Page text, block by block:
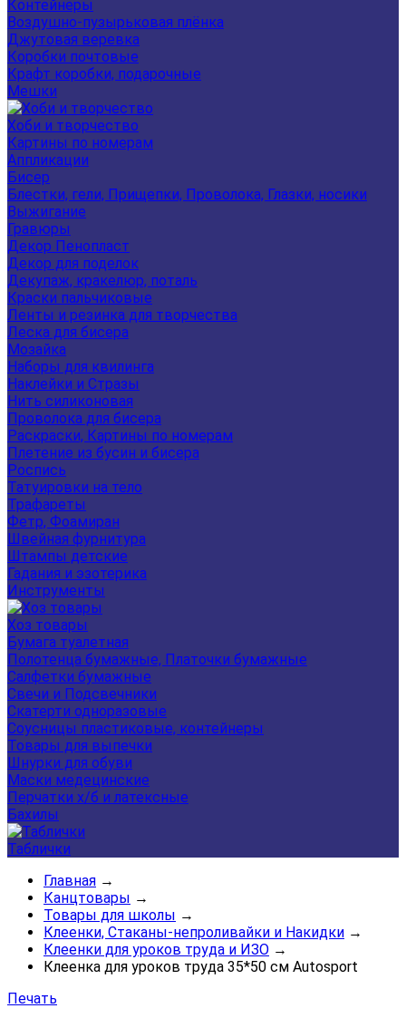
Контейнеры
Воздушно-пузырьковая плёнка
Джутовая веревка
Коробки почтовые
Крафт коробки, подарочные
Мешки
Хоби и творчество
Картины по номерам
Аппликации
Бисер
Блестки, гели, Прищепки, Проволока, Глазки, носики
Выжигание
Гравюры
Декор Пенопласт
Декор для поделок
Декупаж, кракелюр, поталь
Краски пальчиковые
Ленты и резинка для творчества
Леска для бисера
Мозайка
Наборы для квилинга
Наклейки и Стразы
Нить силиконовая
Проволока для бисера
Раскраски, Картины по номерам
Плетение из бусин и бисера
Роспись
Татуировки на тело
Трафареты
Фетр, Фоамиран
Швейная фурнитура
Штампы детские
Гадания и эзотерика
Инструменты
Хоз товары
Бумага туалетная
Полотенца бумажные, Платочки бумажные
Салфетки бумажные
Свечи и Подсвечники
Скатерти одноразовые
Соусницы пластиковые, контейнеры
Товары для выпечки
Шнурки для обуви
Маски медецинские
Перчатки х/б и латексные
Бахилы
Таблички
Главная →
Канцтовары →
Товары для школы →
Клеенки, Стаканы-непроливайки и Накидки →
Клеенки для уроков труда и ИЗО →
Клеенка для уроков труда 35*50 см Autosport
Печать